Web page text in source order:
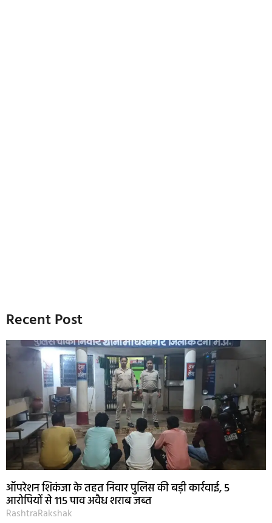
Recent Post
ऑपरेशन शिकंजा के तहत निवार पुलिस की बड़ी कार्रवाई, 5
आरोपियों से 115 पाव अवैध शराब जब्त
RashtraRakshak